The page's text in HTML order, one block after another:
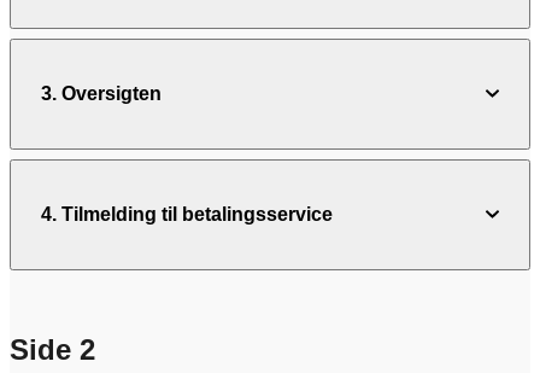
3. Oversigten
4. Tilmelding til betalingsservice
Side 2